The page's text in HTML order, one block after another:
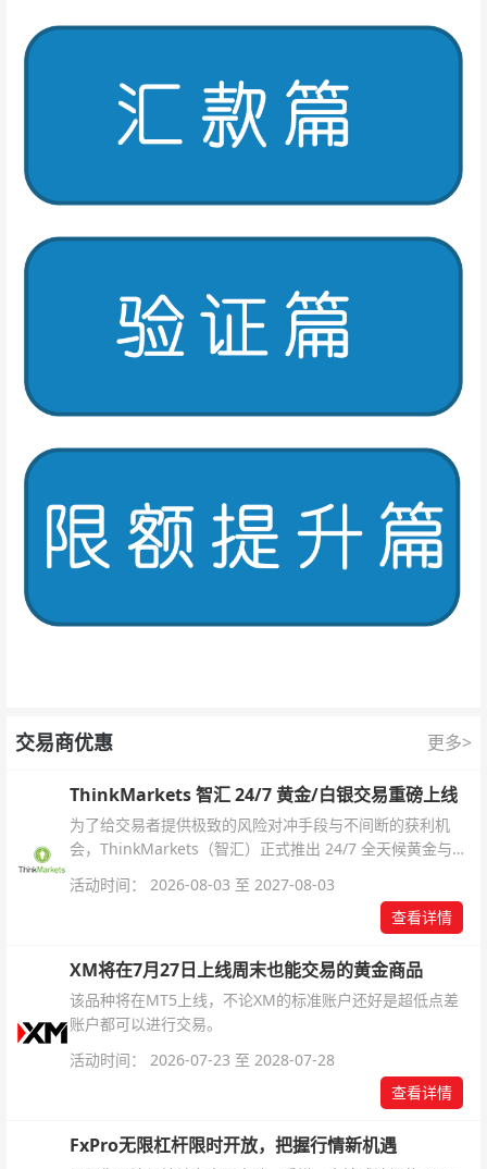
交易商优惠 更多>
ThinkMarkets 智汇 24/7 黄金/白银交易重磅上线
为了给交易者提供极致的风险对冲手段与不间断的获利机
会，ThinkMarkets（智汇）正式推出 24/7 全天候黄金与白
杆配置、支持软件及交易细则。
活动时间： 2026-08-03 至 2027-08-03
查看详情
XM将在7月27日上线周末也能交易的黄金商品
该品种将在MT5上线，不论XM的标准账户还好是超低点差
账户都可以进行交易。
活动时间： 2026-07-23 至 2028-07-28
查看详情
FxPro无限杠杆限时开放，把握行情新机遇